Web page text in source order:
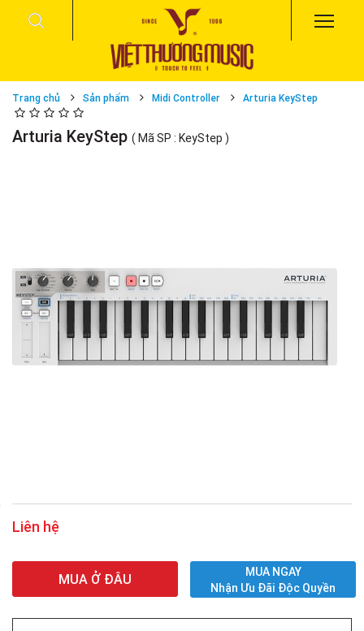
Trang chủ Sản phẩm Midi Controller Arturia KeyStep
Arturia KeyStep ( Mã SP : KeyStep )
Liên hệ
MUA Ở ĐÂU
MUA NGAY
Nhận Ưu Đãi Độc Quyền